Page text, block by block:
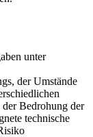
unter
der Umstände
Bedrohung der
technische